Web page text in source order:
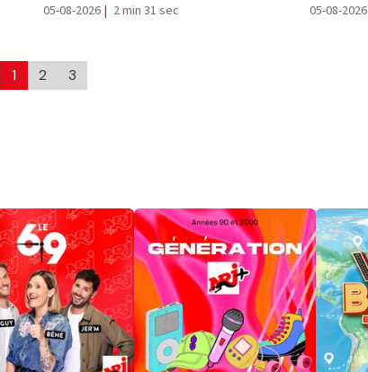
05-08-2026 | 2 min 31 sec 05-08-2026
1 2 3